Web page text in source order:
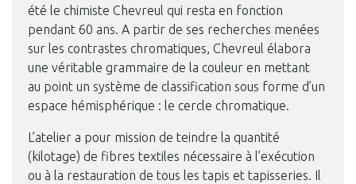
été le chimiste Chevreul qui resta en fonction
pendant 60 ans. A partir de ses recherches menées
sur les contrastes chromatiques, Chevreul élabora
une véritable grammaire de la couleur en mettant
au point un système de classification sous forme d’un
espace hémisphérique : le cercle chromatique.
L’atelier a pour mission de teindre la quantité
(kilotage) de fibres textiles nécessaire à l’exécution
ou à la restauration de tous les tapis et tapisseries. Il